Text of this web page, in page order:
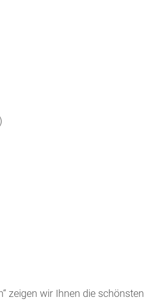
zeigen wir Ihnen die schönsten